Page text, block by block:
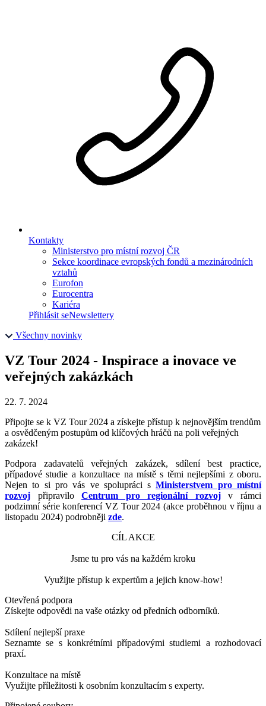
Kontakty
Ministerstvo pro místní rozvoj ČR
Sekce koordinace evropských fondů a mezinárodních
vztahů
Eurofon
Eurocentra
Kariéra
Přihlásit seNewslettery
Všechny novinky
VZ Tour 2024 - Inspirace a inovace ve
veřejných zakázkách
22. 7. 2024
Připojte se k VZ Tour 2024 a získejte přístup k nejnovějším trendům
a osvědčeným postupům od klíčových hráčů na poli veřejných
zakázek!
Podpora zadavatelů veřejných zakázek, sdílení best practice,
případové studie a konzultace na místě s těmi nejlepšími z oboru.
Nejen to si pro vás ve spolupráci sMinisterstvem pro místní
rozvoj připraviloCentrum pro regionální rozvojv rámci
podzimní série konferencí VZ Tour 2024 (akce proběhnou v říjnu a
listopadu 2024) podrobněji zde.
CÍL AKCE
Jsme tu pro vás na každém kroku
Využijte přístup k expertům a jejich know-how!
Otevřená podpora
Získejte odpovědi na vaše otázky od předních odborníků.
Sdílení nejlepší praxe
Seznamte se s konkrétními případovými studiemi a rozhodovací
praxí.
Konzultace na místě
Využijte příležitosti k osobním konzultacím s experty.